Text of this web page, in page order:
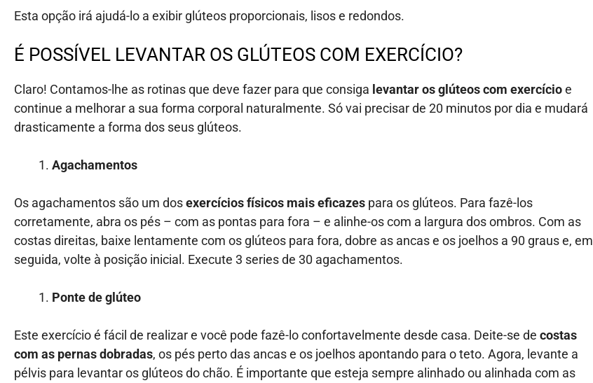
Esta opção irá ajudá-lo a exibir glúteos proporcionais, lisos e redondos.
É POSSÍVEL LEVANTAR OS GLÚTEOS COM EXERCÍCIO?
Claro! Contamos-lhe as rotinas que deve fazer para que consiga levantar os glúteos com exercícioe
continue a melhorar a sua forma corporal naturalmente. Só vai precisar de 20 minutos por dia e mudará
drasticamente a forma dos seus glúteos.
Agachamentos
Os agachamentos são um dosexercícios físicos mais eficazes para os glúteos. Para fazê-los
corretamente, abra os pés – com as pontas para fora – e alinhe-os com a largura dos ombros. Com as
costas direitas, baixe lentamente com os glúteos para fora, dobre as ancas e os joelhos a 90 graus e, em
seguida, volte à posição inicial. Execute 3 series de 30 agachamentos.
Ponte de glúteo
Este exercício é fácil de realizar e você pode fazê-lo confortavelmente desde casa. Deite-se de costas
com as pernas dobradas, os pés perto das ancas e os joelhos apontando para o teto. Agora, levante a
pélvis para levantar os glúteos do chão. É importante que esteja sempre alinhado ou alinhada com as